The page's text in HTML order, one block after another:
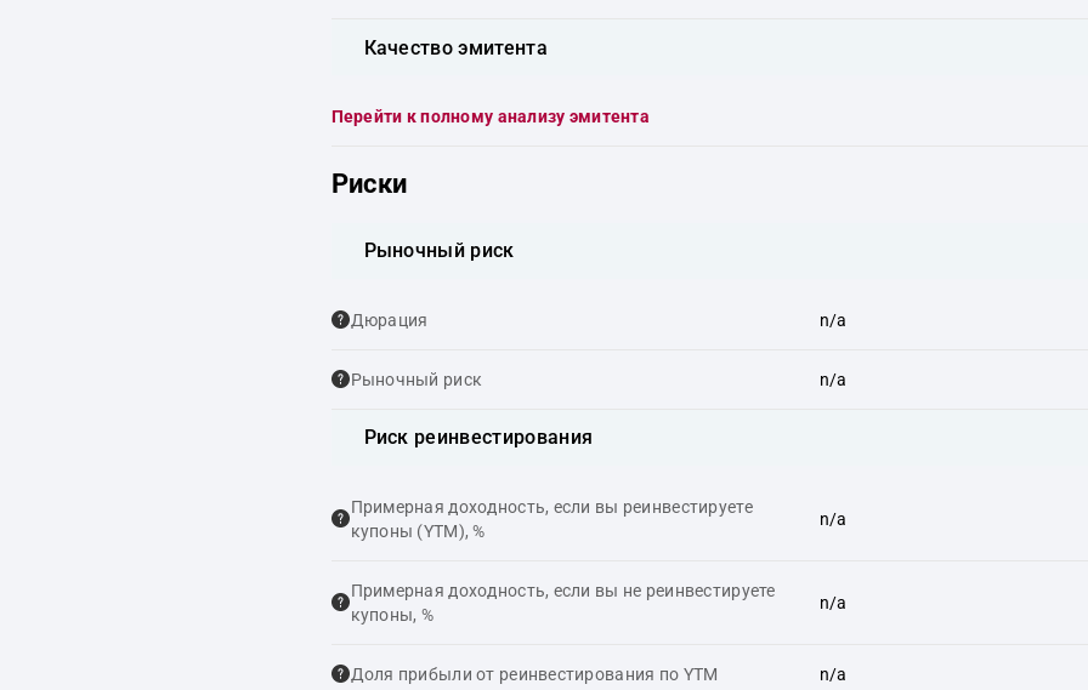
Качество эмитента
Перейти к полному анализу эмитента
Риски
Рыночный риск
Дюрация n/a
Рыночный риск n/a
Риск реинвестирования
Примерная доходность, если вы реинвестируете
купоны (YTM), %
n/a
Примерная доходность, если вы не реинвестируете
купоны, %
n/a
Доля прибыли от реинвестирования по YTM n/a